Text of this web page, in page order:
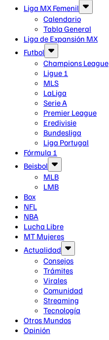
Liga MX Femenil
Calendario
Tabla General
Liga de Expansión MX
Futbol
Champions League
Ligue 1
MLS
LaLiga
Serie A
Premier League
Eredivisie
Bundesliga
Liga Portugal
Fórmula 1
Beisbol
MLB
LMB
Box
NFL
NBA
Lucha Libre
MT Mujeres
Actualidad
Consejos
Trámites
Virales
Comunidad
Streaming
Tecnología
Otros Mundos
Opinión